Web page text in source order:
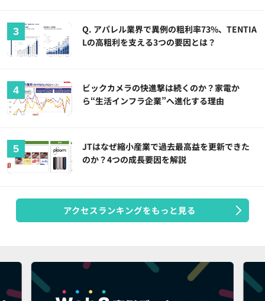
Q. アパレル業界で異例の粗利率73%、TENTIA
Lの高粗利を支える3つの要因とは？
ビックカメラの快進撃は続くのか？家電か
ら“生活インフラ企業”へ進化する理由
JTはなぜ縮小産業で過去最高益を更新できた
のか？4つの成長要因を解説
アクセスランキングをもっと見る